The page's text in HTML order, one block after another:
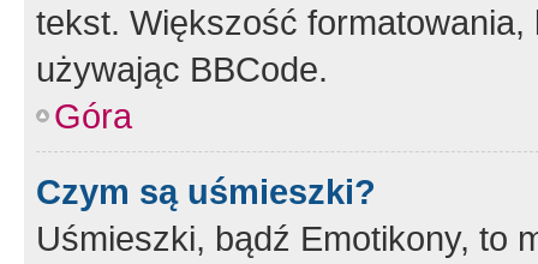
tekst. Większość
używając BBCode.
Góra
Czym są uśmieszki?
Uśmieszki, bądź Emotikony, to